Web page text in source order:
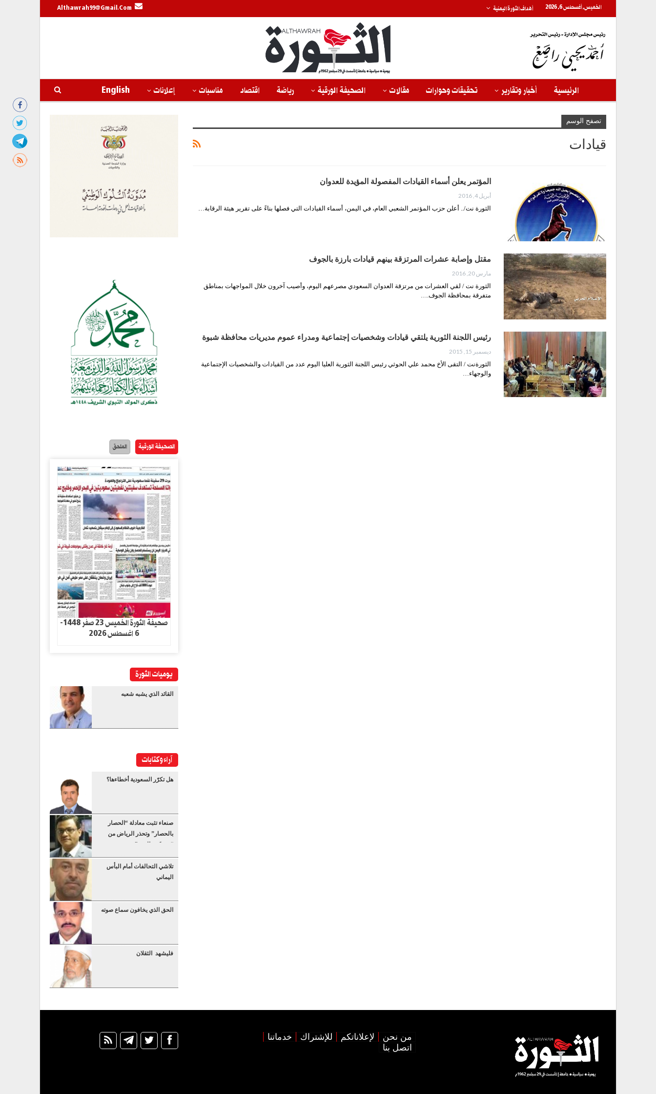
الخميس, أغسطس 6, 2026 أهداف الثورة اليمنية Althawrah99@gmail.com
الرئيسية أخبار وتقارير تحقيقات وحوارات مقالات الصحيفة الورقية رياضة اقتصاد مناسبات إعلانات English
تصفح الوسم
قيادات
المؤتمر يعلن أسماء القيادات المفصولة المؤيدة للعدوان
أبريل 4, 2016
الثورة نت/.. أعلن حزب المؤتمر الشعبي العام، في اليمن، أسماء القيادات التي فصلها بناءً على تقرير هيئة الرقابة…
مقتل وإصابة عشرات المرتزقة بينهم قيادات بارزة بالجوف
مارس 20, 2016
الثورة نت / لقي العشرات من مرتزقة العدوان السعودي مصرعهم اليوم، وأصيب آخرون خلال المواجهات بمناطق
متفرقة بمحافظة الجوف.…
رئيس اللجنة الثورية يلتقي قيادات وشخصيات إجتماعية ومدراء عموم مديريات محافظة شبوة
ديسمبر 15, 2015
الثورةنت / التقى الأخ محمد علي الحوثي رئيس اللجنة الثورية العليا اليوم عدد من القيادات والشخصيات الإجتماعية
والوجهاء…
الصحيفة الورقية الملحق
صحيفة الثورة الخميس 23 صفر 1448-
6 اغسطس 2026
يوميات الثورة
القائد الذي يشبه شعبه
آراء وكتابات
هل تكرّر السعودية أخطاءها؟
صنعاء تثبت معادلة “الحصار
بالحصار” وتحذر الرياض من
“عسكرة البحر”
تلاشي التحالفات أمام البأس
اليماني
الحق الذي يخافون سماع صوته
فليشهد الثقلان
من نحن لإعلاناتكم للإشتراك
خدماتنا
اتصل بنا